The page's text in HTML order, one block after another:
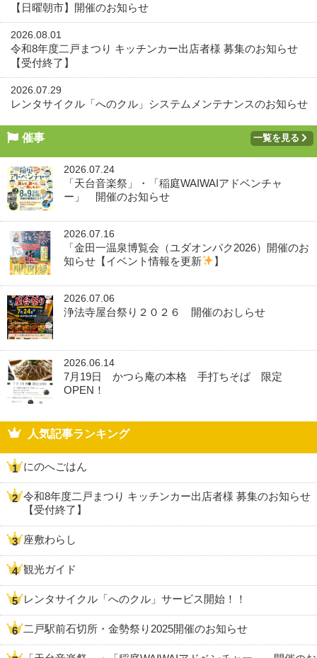
【日曜朝市】開催のお知らせ
2026.08.01
令和8年度二戸まつり キッチンカー出店者様 募集のお知らせ
【受付終了】
2026.07.29
レンタサイクル「へのクル」システムメンテナンスのお知らせ
催事 一覧を見る
2026.07.24
「天台音楽祭」・「稲庭WAIWAIアドベンチャ
ー」 開催のお知らせ
2026.07.16
「金田一温泉博覧会（ユダオンパク2026）開催のお
知らせ【イベント情報を更新
】
2026.07.06
浄法寺屋台祭り２０２６ 開催のおしらせ
2026.06.14
7月19日 かつら庵の本格 手打ちそば 限定
OPEN！
人気記事ランキング
にのへごはん
令和8年度二戸まつり キッチンカー出店者様 募集のお知らせ
【受付終了】
座敷わらし
観光ガイド
レンタサイクル「へのクル」サービス開始！！
二戸駅前石切所・金勢祭り2025開催のお知らせ